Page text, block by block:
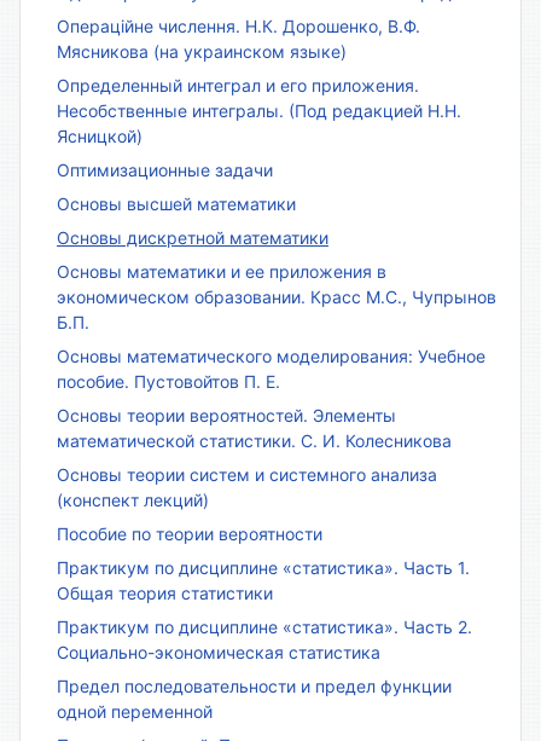
Операційне числення. Н.К. Дорошенко, В.Ф.
Мясникова (на украинском языке)
Определенный интеграл и его приложения.
Несобственные интегралы. (Под редакцией Н.Н.
Ясницкой)
Оптимизационные задачи
Основы высшей математики
Основы дискретной математики
Основы математики и ее приложения в
экономическом образовании. Красс М.С., Чупрынов
Б.П.
Основы математического моделирования: Учебное
пособие. Пустовойтов П. Е.
Основы теории вероятностей. Элементы
математической статистики. С. И. Колесникова
Основы теории систем и системного анализа
(конспект лекций)
Пособие по теории вероятности
Практикум по дисциплине «статистика». Часть 1.
Общая теория статистики
Практикум по дисциплине «статистика». Часть 2.
Социально-экономическая статистика
Предел последовательности и предел функции
одной переменной